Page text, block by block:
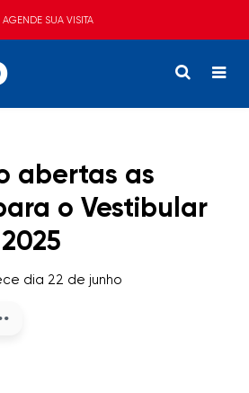
AGENDE SUA VISITA
abertas as
o Vestibular
dia 22 de junho